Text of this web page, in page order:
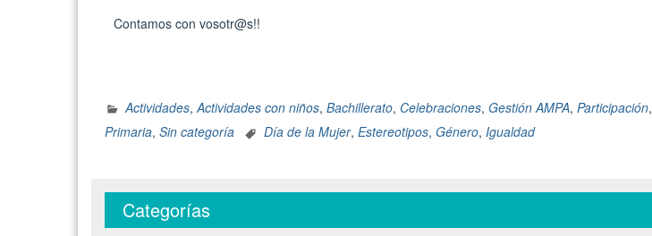
Contamos con vosotr@s!!
Actividades,Actividades con niños, Bachillerato, Celebraciones, Gestión AMPA, Participación,
Primaria, Sin categoría Día de la Mujer, Estereotipos, Género, Igualdad
Categorías